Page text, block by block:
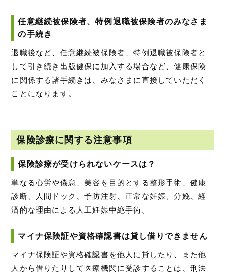
任意継続被保険者、特例退職被保険者のみなさま
の手続き
退職後など、任意継続被保険者、特例退職被保険者と
して引き続き出版健保に加入する場合など、健康保険
に関係する諸手続きは、みなさまに直接していただく
ことになります。
保険診療に関する注意事項
保険診療が受けられないケースは？
単なる心労や倦怠、美容を目的とする整形手術、健康
診断、人間ドック、予防注射、正常な妊娠、分娩、経
済的な理由による人工妊娠中絶手術。
マイナ保険証や資格確認書は貸し借りできません
マイナ保険証や資格確認書を他人に貸したり、また他
人から借りたりして医療機関に受診することは、刑法